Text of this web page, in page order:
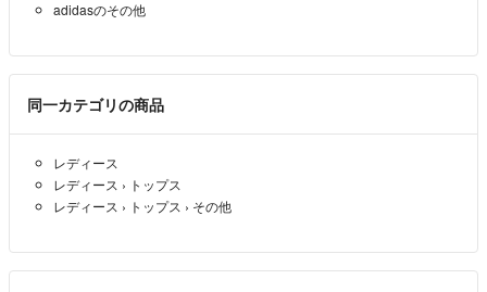
adidasのその他
同一カテゴリの商品
レディース
レディース › トップス
レディース › トップス › その他